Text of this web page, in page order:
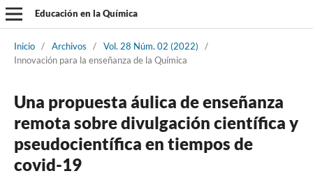
Educación en la Química
Inicio / Archivos / Vol. 28 Núm. 02 (2022)
/
Innovación para la enseñanza de la Química
Una propuesta áulica de enseñanza
remota sobre divulgación científica y
pseudocientífica en tiempos de
covid-19